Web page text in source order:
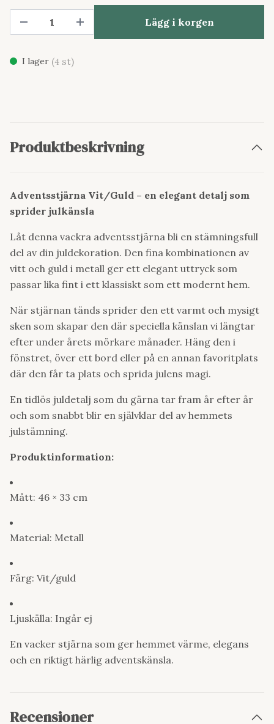
Lägg i korgen
I lager (4 st)
Produktbeskrivning
Adventsstjärna Vit/Guld – en elegant detalj som
sprider julkänsla
Låt denna vackra adventsstjärna bli en stämningsfull
del av din juldekoration. Den fina kombinationen av
vitt och guld i metall ger ett elegant uttryck som
passar lika fint i ett klassiskt som ett modernt hem.
När stjärnan tänds sprider den ett varmt och mysigt
sken som skapar den där speciella känslan vi längtar
efter under årets mörkare månader. Häng den i
fönstret, över ett bord eller på en annan favoritplats
där den får ta plats och sprida julens magi.
En tidlös juldetalj som du gärna tar fram år efter år
och som snabbt blir en självklar del av hemmets
julstämning.
Produktinformation:
Mått: 46 × 33 cm
Material: Metall
Färg: Vit/guld
Ljuskälla: Ingår ej
En vacker stjärna som ger hemmet värme, elegans
och en riktigt härlig adventskänsla.
Recensioner